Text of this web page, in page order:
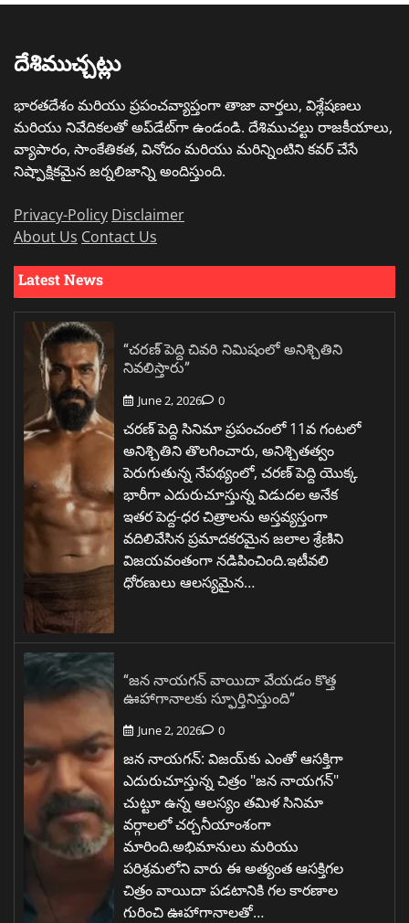
దేశిముచ్చట్లు
భారతదేశం మరియు ప్రపంచవ్యాప్తంగా తాజా వార్తలు, విశ్లేషణలు
మరియు నివేదికలతో అప్‌డేట్‌గా ఉండండి. దేశిముచల్టు రాజకీయాలు,
వ్యాపారం, సాంకేతికత, వినోదం మరియు మరిన్నింటిని కవర్ చేసే
నిష్పాక్షికమైన జర్నలిజాన్ని అందిస్తుంది.
Privacy-Policy Disclaimer
About Us Contact Us
Latest News
“చరణ్ పెద్ది చివరి నిమిషంలో అనిశ్చితిని
నివలిస్తారు”
June 2, 2026 0
చరణ్ పెద్ది సినిమా ప్రపంచంలో 11వ గంటలో
అనిశ్చితిని తొలగించారు, అనిశ్చితత్వం
పెరుగుతున్న నేపథ్యంలో, చరణ్ పెద్ది యొక్క
భారీగా ఎదురుచూస్తున్న విడుదల అనేక
ఇతర పెద్ద-ధర చిత్రాలను అస్తవ్యస్తంగా
వదిలివేసిన ప్రమాదకరమైన జలాల శ్రేణిని
విజయవంతంగా నడిపించింది.ఇటీవలి
ధోరణులు ఆలస్యమైన…
“జన నాయగన్ వాయిదా వేయడం కొత్త
ఊహాగానాలకు స్ఫూర్తినిస్తుంది”
June 2, 2026 0
జన నాయగన్: విజయ్‌కు ఎంతో ఆసక్తిగా
ఎదురుచూస్తున్న చిత్రం "జన నాయగన్"
చుట్టూ ఉన్న ఆలస్యం తమిళ సినిమా
వర్గాలలో చర్చనీయాంశంగా
మారింది.అభిమానులు మరియు
పరిశ్రమలోని వారు ఈ అత్యంత ఆసక్తిగల
చిత్రం వాయిదా పడటానికి గల కారణాల
గురించి ఊహాగానాలతో…